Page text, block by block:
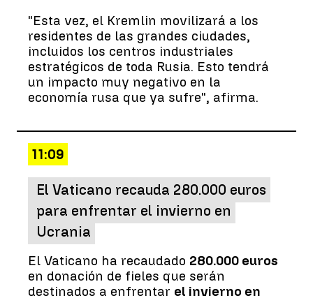
"Esta vez, el Kremlin movilizará a los
residentes de las grandes ciudades,
incluidos los centros industriales
estratégicos de toda Rusia. Esto tendrá
un impacto muy negativo en la
economía rusa que ya sufre", afirma.
11:09
El Vaticano recauda 280.000 euros
para enfrentar el invierno en
Ucrania
El Vaticano ha recaudado 280.000 euros
en donación de fieles que serán
destinados a enfrentar el invierno en